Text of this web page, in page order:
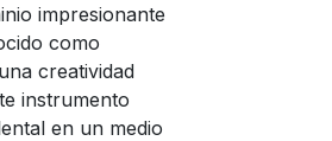
impresionante
como
creatividad
instrumento
en un medio